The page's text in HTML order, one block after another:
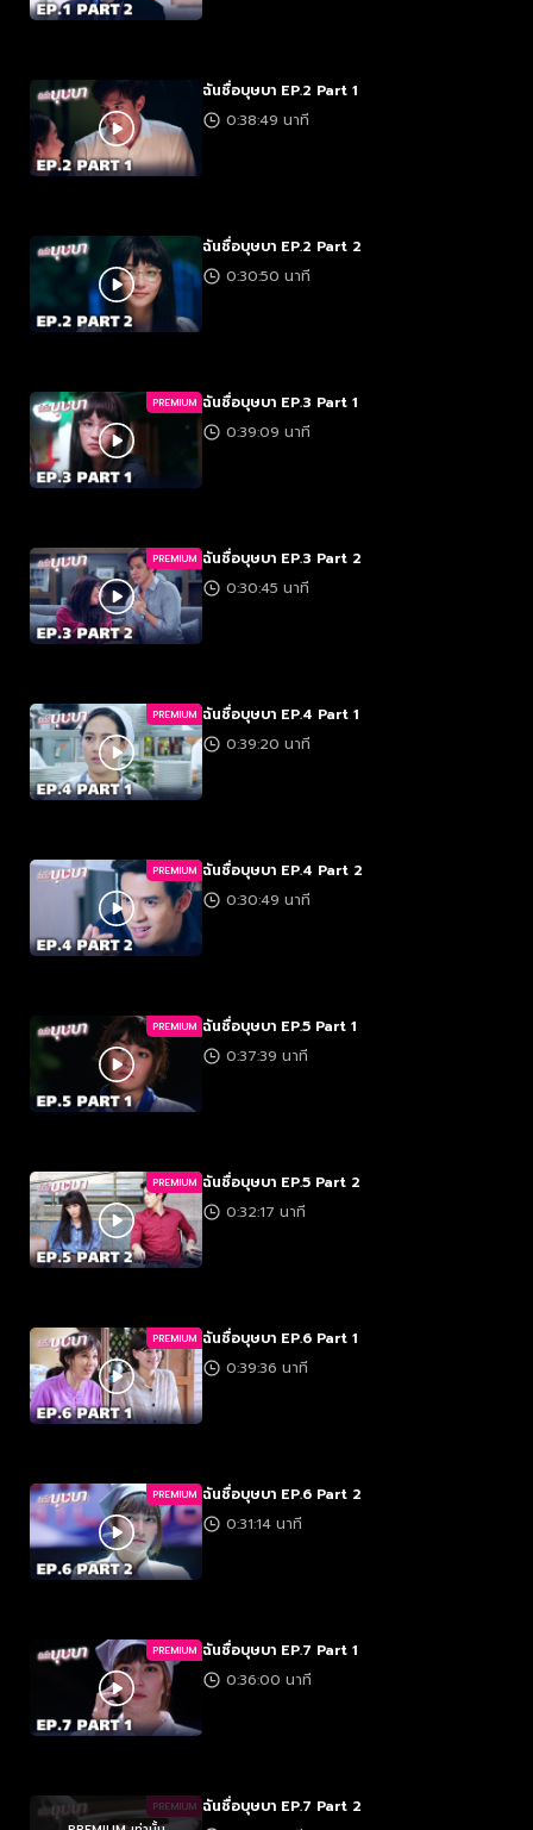
ฉันชื่อบุษบา EP.2 Part 1
0:38:49 นาที
ฉันชื่อบุษบา EP.2 Part 2
0:30:50 นาที
PREMIUM ฉันชื่อบุษบา EP.3 Part 1
0:39:09 นาที
PREMIUM ฉันชื่อบุษบา EP.3 Part 2
0:30:45 นาที
PREMIUM ฉันชื่อบุษบา EP.4 Part 1
0:39:20 นาที
PREMIUM ฉันชื่อบุษบา EP.4 Part 2
0:30:49 นาที
PREMIUM ฉันชื่อบุษบา EP.5 Part 1
0:37:39 นาที
PREMIUM ฉันชื่อบุษบา EP.5 Part 2
0:32:17 นาที
PREMIUM ฉันชื่อบุษบา EP.6 Part 1
0:39:36 นาที
PREMIUM ฉันชื่อบุษบา EP.6 Part 2
0:31:14 นาที
PREMIUM ฉันชื่อบุษบา EP.7 Part 1
0:36:00 นาที
PREMIUM ฉันชื่อบุษบา EP.7 Part 2